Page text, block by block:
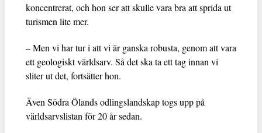
koncentrerat, och hon ser att skulle vara bra att sprida ut
turismen lite mer.
– Men vi har tur i att vi är ganska robusta, genom att vara
ett geologiskt världsarv. Så det ska ta ett tag innan vi
sliter ut det, fortsätter hon.
Även Södra Ölands odlingslandskap togs upp på
världsarvslistan för 20 år sedan.